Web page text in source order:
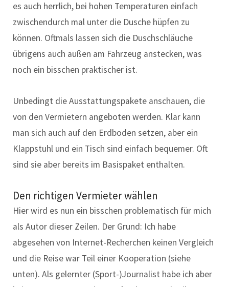
es auch herrlich, bei hohen Temperaturen einfach
zwischendurch mal unter die Dusche hüpfen zu
können. Oftmals lassen sich die Duschschläuche
übrigens auch außen am Fahrzeug anstecken, was
noch ein bisschen praktischer ist.
Unbedingt die Ausstattungspakete anschauen, die
von den Vermietern angeboten werden. Klar kann
man sich auch auf den Erdboden setzen, aber ein
Klappstuhl und ein Tisch sind einfach bequemer. Oft
sind sie aber bereits im Basispaket enthalten.
Den richtigen Vermieter wählen
Hier wird es nun ein bisschen problematisch für mich
als Autor dieser Zeilen. Der Grund: Ich habe
abgesehen von Internet-Recherchen keinen Vergleich
und die Reise war Teil einer Kooperation (siehe
unten). Als gelernter (Sport-)Journalist habe ich aber